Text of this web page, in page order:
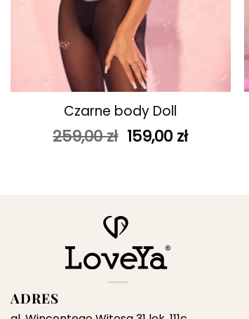
Czarne body Doll
259,00zł Pierwotna
cena
159,00 złAktualna
ADRES